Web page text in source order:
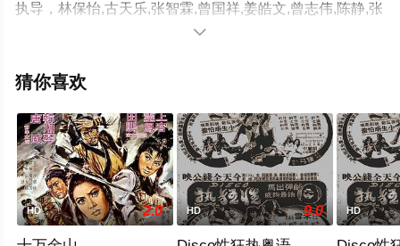
执导，林保怡,古天乐,张智霖,曾国祥,姜皓文,曾志伟,陈静,张
松枝,蔡洁,林家栋,蔡少芬,夏嫣,石修,陈宇琛,李宗彥,卢海鹏,
民,徐靖雯,郭锋,姚学智,宋海颉等演员精彩演绎的中国大陆,
观看高清未删减完整版电影大全就上飘花影院，更多相关
信息可移步至豆瓣电影、电视猫或剧情网等平台了解。

猜你喜欢
HD 2.0 HD 9.0 HD